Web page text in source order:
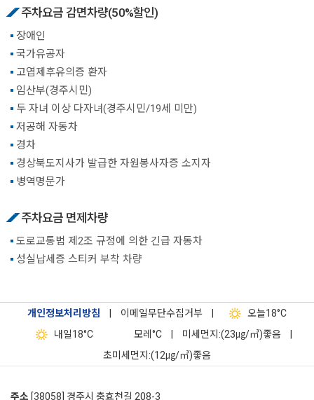
주차요금 감면차량(50%할인)
장애인
국가유공자
고엽제후유의증 환자
임산부(경주시민)
두 자녀 이상 다자녀(경주시민/19세 미만)
저공해 자동차
경차
경상북도지사가 발급한 자원봉사자증 소지자
병역명문가
주차요금 면제차량
도로교통법 제2조 규정에 의한 긴급 자동차
성실납세증 스티커 부착 차량
개인정보처리방침 이메일무단수집거부 오늘18°C
내일18°C 모레 °C 미세먼지:(23㎍/㎥)좋음
초미세먼지:(12㎍/㎥)좋음
주소 [38058] 경주시 충효천길 208-3